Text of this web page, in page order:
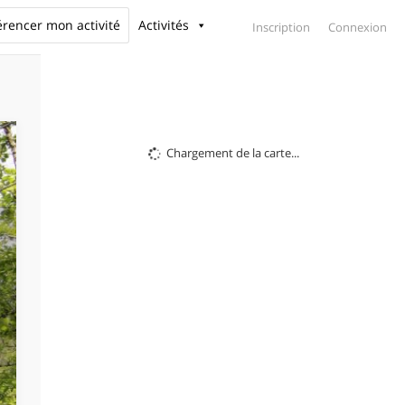
Inscription Connexion
mon activité Activités
Chargement de la carte...